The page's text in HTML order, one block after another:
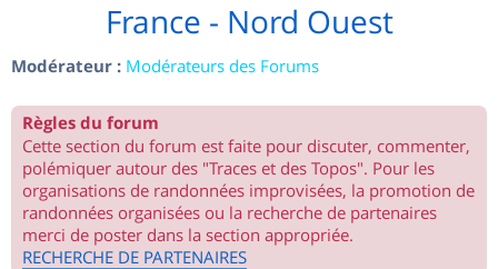
France - Nord Ouest
Modérateur : Modérateurs des Forums
Règles du forum
Cette section du forum est faite pour discuter, commenter,
polémiquer autour des "Traces et des Topos". Pour les
organisations de randonnées improvisées, la promotion de
randonnées organisées ou la recherche de partenaires
merci de poster dans la section appropriée.
RECHERCHE DE PARTENAIRES